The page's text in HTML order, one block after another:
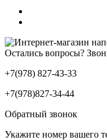
Остались вопросы?
+7(978) 827-43-33
+7(978)827-34-44
Обратный звонок
Укажите номер вашего